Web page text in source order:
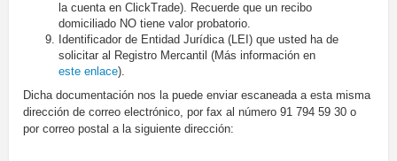
la cuenta en ClickTrade). Recuerde que un recibo
domiciliado NO tiene valor probatorio.
Identificador de Entidad Jurídica (LEI) que usted ha de
solicitar al Registro Mercantil (Más información en
este enlace).
Dicha documentación nos la puede enviar escaneada a esta misma
dirección de correo electrónico, por fax al número 91 794 59 30 o
por correo postal a la siguiente dirección: